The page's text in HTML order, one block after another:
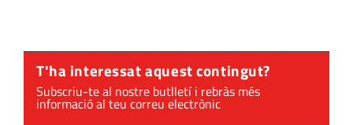
T'ha interessat aquest contingut?
Subscriu-te al nostre butlletí i rebràs més
informació al teu correu electrònic